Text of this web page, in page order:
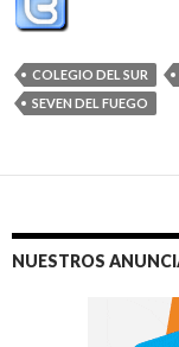
COLEGIO DEL SUR
SEVEN DEL FUEGO
NUESTROS